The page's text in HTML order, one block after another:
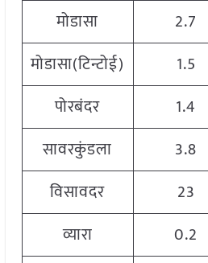
मोडासा 2.7
मोडासा(टिन्टोई)
1.5
पोरबंदर
1.4
सावरकुंडला
3.8
विसावदर
23
व्यारा
0.2